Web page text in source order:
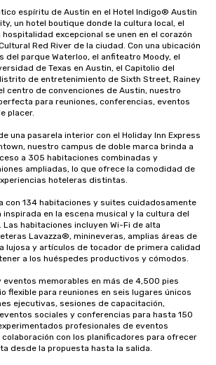
espíritu de Austin en el Hotel Indigo® Austin
un hotel boutique donde la cultura local, el
excepcional se unen en el corazón
Red River de la ciudad. Con una ubicación
del parque Waterloo, el anfiteatro Moody, el
de Texas en Austin, el Capitolio del
de entretenimiento de Sixth Street, Rainey
centro de convenciones de Austin, nuestro
para reuniones, conferencias, eventos
placer.
una pasarela interior con el Holiday Inn Express
nuestro campus de doble marca brinda a
a 305 habitaciones combinadas y
ampliadas, lo que ofrece la comodidad de
hoteleras distintas.
con 134 habitaciones y suites cuidadosamente
en la escena musical y la cultura del
habitaciones incluyen Wi-Fi de alta
Lavazza®, minineveras, amplias áreas de
lujosa y artículos de tocador de primera calidad
a los huéspedes productivos y cómodos.
eventos memorables en más de 4,500 pies
flexible para reuniones en seis lugares únicos
ejecutivas, sesiones de capacitación,
sociales y conferencias para hasta 150
profesionales de eventos
con los planificadores para ofrecer
desde la propuesta hasta la salida.